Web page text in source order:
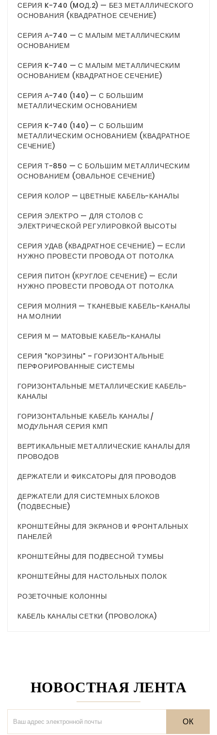
СЕРИЯ K-740 (MOД.2) — БЕЗ МЕТАЛЛИЧЕСКОГО
ОСНОВАНИЯ (КВАДРАТНОЕ СЕЧЕНИЕ)
СЕРИЯ А-740 — С МАЛЫМ МЕТАЛЛИЧЕСКИМ
ОСНОВАНИЕМ
СЕРИЯ K-740 — С МАЛЫМ МЕТАЛЛИЧЕСКИМ
ОСНОВАНИЕМ (КВАДРАТНОЕ СЕЧЕНИЕ)
СЕРИЯ А-740 (140) — С БОЛЬШИМ
МЕТАЛЛИЧЕСКИМ ОСНОВАНИЕМ
СЕРИЯ K-740 (140) — С БОЛЬШИМ
МЕТАЛЛИЧЕСКИМ ОСНОВАНИЕМ (КВАДРАТНОЕ
СЕЧЕНИЕ)
СЕРИЯ Т-850 — С БОЛЬШИМ МЕТАЛЛИЧЕСКИМ
ОСНОВАНИЕМ (ОВАЛЬНОЕ СЕЧЕНИЕ)
СЕРИЯ КОЛОР — ЦВЕТНЫЕ КАБЕЛЬ-КАНАЛЫ
СЕРИЯ ЭЛЕКТРО — ДЛЯ СТОЛОВ С
ЭЛЕКТРИЧЕСКОЙ РЕГУЛИРОВКОЙ ВЫСОТЫ
СЕРИЯ УДАВ (КВАДРАТНОЕ СЕЧЕНИЕ) — ЕСЛИ
НУЖНО ПРОВЕСТИ ПРОВОДА ОТ ПОТОЛКА
СЕРИЯ ПИТОН (КРУГЛОЕ СЕЧЕНИЕ) — ЕСЛИ
НУЖНО ПРОВЕСТИ ПРОВОДА ОТ ПОТОЛКА
СЕРИЯ МОЛНИЯ — ТКАНЕВЫЕ КАБЕЛЬ-КАНАЛЫ
НА МОЛНИИ
СЕРИЯ М — МАТОВЫЕ КАБЕЛЬ-КАНАЛЫ
СЕРИЯ "КОРЗИНЫ" – ГОРИЗОНТАЛЬНЫЕ
ПЕРФОРИРОВАННЫЕ СИСТЕМЫ
ГОРИЗОНТАЛЬНЫЕ МЕТАЛЛИЧЕСКИЕ КАБЕЛЬ-
КАНАЛЫ
ГОРИЗОНТАЛЬНЫЕ КАБЕЛЬ КАНАЛЫ /
МОДУЛЬНАЯ СЕРИЯ КМП
ВЕРТИКАЛЬНЫЕ МЕТАЛЛИЧЕСКИЕ КАНАЛЫ ДЛЯ
ПРОВОДОВ
ДЕРЖАТЕЛИ И ФИКСАТОРЫ ДЛЯ ПРОВОДОВ
ДЕРЖАТЕЛИ ДЛЯ СИСТЕМНЫХ БЛОКОВ
(ПОДВЕСНЫЕ)
КРОНШТЕЙНЫ ДЛЯ ЭКРАНОВ И ФРОНТАЛЬНЫХ
ПАНЕЛЕЙ
КРОНШТЕЙНЫ ДЛЯ ПОДВЕСНОЙ ТУМБЫ
КРОНШТЕЙНЫ ДЛЯ НАСТОЛЬНЫХ ПОЛОК
РОЗЕТОЧНЫЕ КОЛОННЫ
КАБЕЛЬ КАНАЛЫ СЕТКИ (ПРОВОЛОКА)
НОВОСТНАЯ ЛЕНТА
ОК